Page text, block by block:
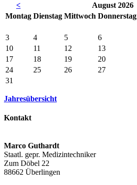
<
August 2026
Montag Dienstag Mittwoch Donnerstag
3
4 5 6
10
11 12 13
17
18 19 20
24
25 26 27
31
Jahresübersicht
Kontakt
Marco Guthardt
Staatl. gepr. Medizintechniker
Zum Döbel 22
88662 Überlingen